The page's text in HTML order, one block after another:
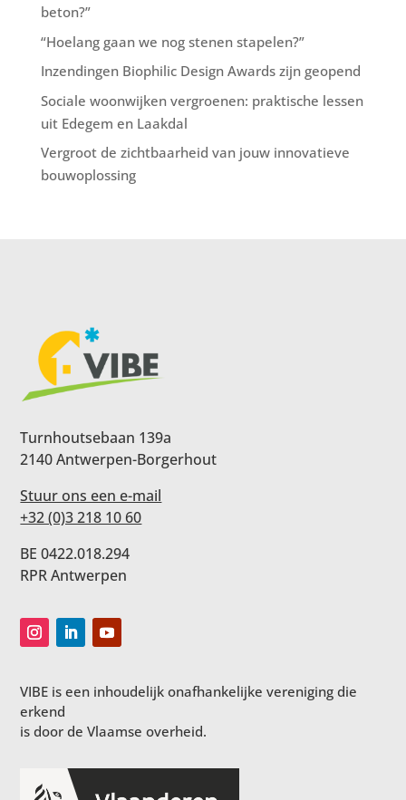
beton?”
“Hoelang gaan we nog stenen stapelen?”
Inzendingen Biophilic Design Awards zijn geopend
Sociale woonwijken vergroenen: praktische lessen
uit Edegem en Laakdal
Vergroot de zichtbaarheid van jouw innovatieve
bouwoplossing
Turnhoutsebaan 139a
2140 Antwerpen-Borgerhout
Stuur ons een e-mail
+32 (0)3 218 10 60
BE 0422.018.294
RPR Antwerpen
VIBE is een inhoudelijk onafhankelijke vereniging die
erkend
is door de Vlaamse overheid.